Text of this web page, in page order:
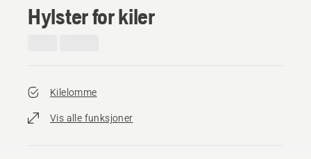
Hylster for kiler
Kilelomme
Vis alle funksjoner